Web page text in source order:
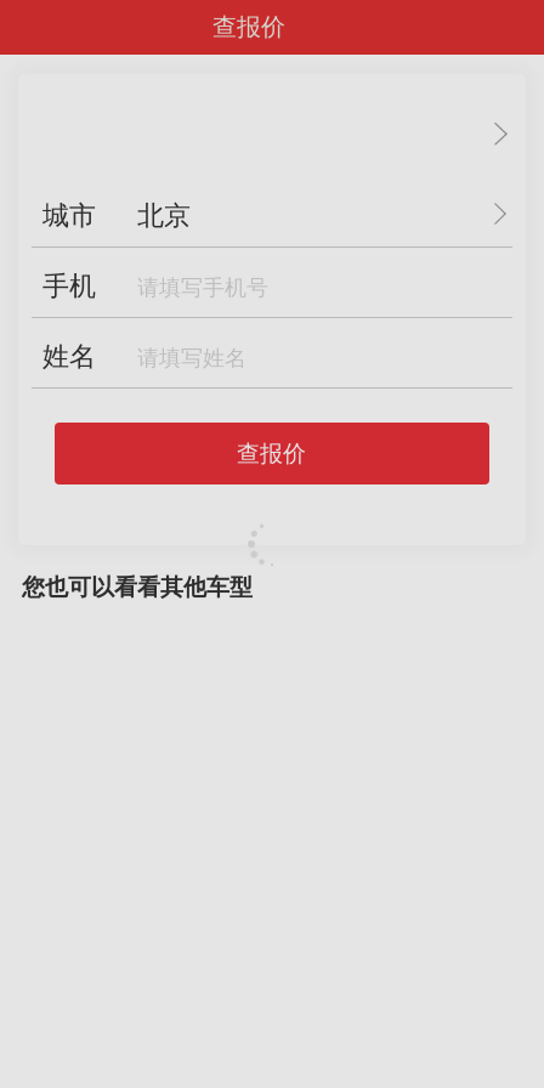
查报价
城市 北京
手机
姓名
查报价
您也可以看看其他车型